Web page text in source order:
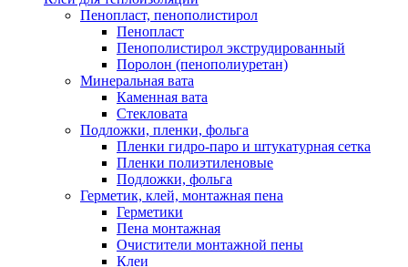
Пенопласт, пенополистирол
Пенопласт
Пенополистирол экструдированный
Поролон (пенополиуретан)
Минеральная вата
Каменная вата
Стекловата
Подложки, пленки, фольга
Пленки гидро-паро и штукатурная сетка
Пленки полиэтиленовые
Подложки, фольга
Герметик, клей, монтажная пена
Герметики
Пена монтажная
Очистители монтажной пены
Клеи